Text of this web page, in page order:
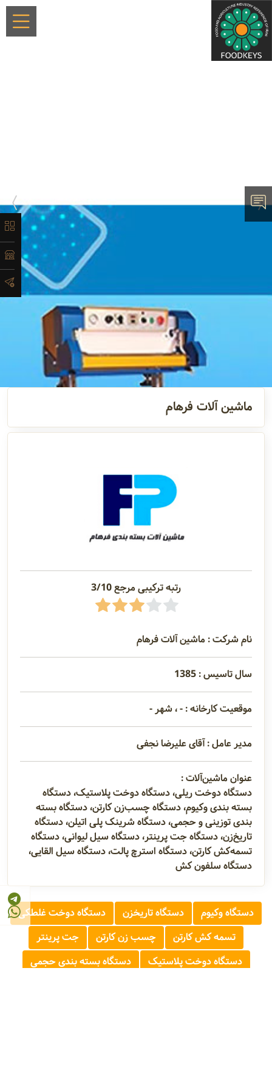
×
لیست
ماشین‌آلات
تماس
مدیران
و مسئولین
گالری
ماشین آلات فرهام
رتبه ترکیبی مرجع 3/10
نام شرکت : ماشین آلات فرهام
سال تاسیس : 1385
موقعیت کارخانه : - ، شهر -
مدیر عامل : آقای علیرضا نجفی
عنوان ماشین‌آلات :
دستگاه دوخت ریلی، دستگاه دوخت پلاستیک، دستگاه
بسته بندی وکیوم، دستگاه چسب‌زن کارتن، دستگاه بسته
بندی توزینی و حجمی، دستگاه شرینک پلی اتیلن، دستگاه
تاریخ‌زن، دستگاه جت پرینتر، دستگاه سیل لیوانی، دستگاه
تسمه‌کش کارتن، دستگاه استرچ پالت، دستگاه سیل القایی،
دستگاه سلفون کش
دستگاه وکیوم دستگاه تاریخزن
دستگاه دوخت غلطکی
تسمه کش کارتن
چسب زن کارتن
جت پرینتر
دستگاه دوخت پلاستیک
دستگاه بسته بندی حجمی